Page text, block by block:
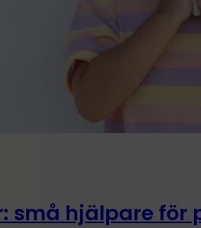
små hjälpare för